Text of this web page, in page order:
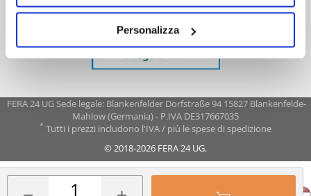
Personalizza
FERA 24 UG Sede legale: Blankenfelder Dorfstraße 94 15827 Blankenfelde-
Mahlow (Germania) - P.IVA DE317667035
* Tutti i prezzi includono l'IVA / più le spese di spedizione
© 2018-2026 FERA 24 UG.
FERA INTERNATIONAL: